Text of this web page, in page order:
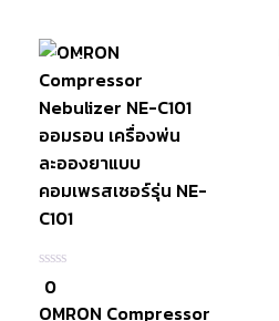
สินค้าหมดแล้ว
0
ใน
5
0
OMRON Compressor